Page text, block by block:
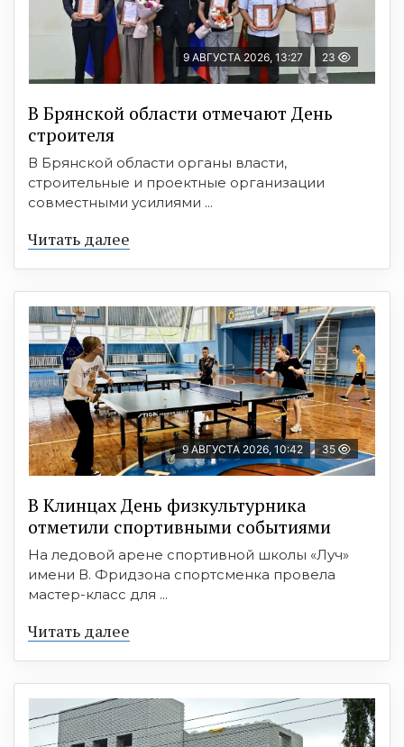
9 АВГУСТА 2026, 13:27 23
В Брянской области отмечают День
строителя
В Брянской области органы власти,
строительные и проектные организации
совместными усилиями ...
Читать далее
9 АВГУСТА 2026, 10:42 35
В Клинцах День физкультурника
отметили спортивными событиями
На ледовой арене спортивной школы «Луч»
имени В. Фридзона спортсменка провела
мастер-класс для ...
Читать далее